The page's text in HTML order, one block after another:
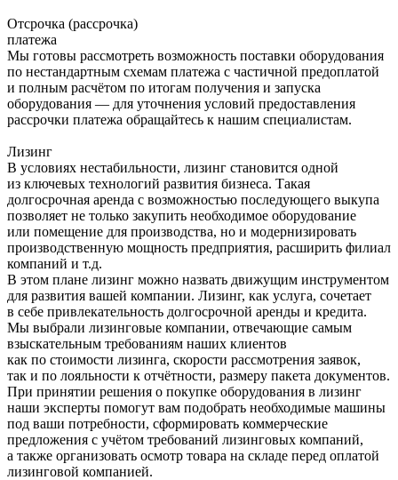
Отсрочка (рассрочка)
платежа
Мы готовы рассмотреть возможность поставки оборудования
по нестандартным схемам платежа с частичной предоплатой
и полным расчётом по итогам получения и запуска
оборудования — для уточнения условий предоставления
рассрочки платежа обращайтесь к нашим специалистам.
Лизинг
В условиях нестабильности, лизинг становится одной
из ключевых технологий развития бизнеса. Такая
долгосрочная аренда с возможностью последующего выкупа
позволяет не только закупить необходимое оборудование
или помещение для производства, но и модернизировать
производственную мощность предприятия, расширить филиал
компаний и т.д.
В этом плане лизинг можно назвать движущим инструментом
для развития вашей компании. Лизинг, как услуга, сочетает
в себе привлекательность долгосрочной аренды и кредита.
Мы выбрали лизинговые компании, отвечающие самым
взыскательным требованиям наших клиентов
как по стоимости лизинга, скорости рассмотрения заявок,
так и по лояльности к отчётности, размеру пакета документов.
При принятии решения о покупке оборудования в лизинг
наши эксперты помогут вам подобрать необходимые машины
под ваши потребности, сформировать коммерческие
предложения с учётом требований лизинговых компаний,
а также организовать осмотр товара на складе перед оплатой
лизинговой компанией.